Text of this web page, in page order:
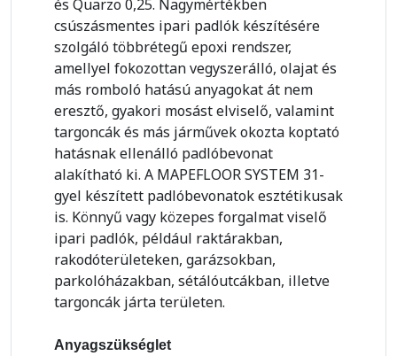
és Quarzo 0,25. Nagymértékben
csúszásmentes ipari padlók készítésére
szolgáló többrétegű epoxi rendszer,
amellyel fokozottan vegyszerálló, olajat és
más romboló hatású anyagokat át nem
eresztő, gyakori mosást elviselő, valamint
targoncák és más járművek okozta koptató
hatásnak ellenálló padlóbevonat
alakítható ki. A MAPEFLOOR SYSTEM 31-
gyel készített padlóbevonatok esztétikusak
is. Könnyű vagy közepes forgalmat viselő
ipari padlók, például raktárakban,
rakodóterületeken, garázsokban,
parkolóházakban, sétálóutcákban, illetve
targoncák járta területen.
Anyagszükséglet